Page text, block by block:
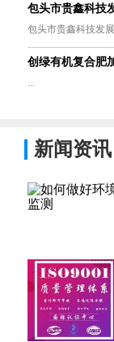
包头市贵鑫科技
包头市贵鑫科技发
创绿有机复合肥
...
新闻资讯